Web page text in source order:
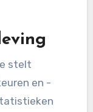
stelt
en -